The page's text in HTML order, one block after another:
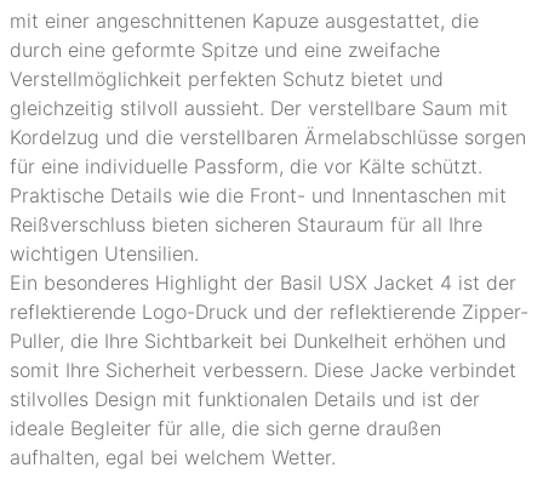
mit einer angeschnittenen Kapuze ausgestattet, die
durch eine geformte Spitze und eine zweifache
Verstellmöglichkeit perfekten Schutz bietet und
gleichzeitig stilvoll aussieht. Der verstellbare Saum mit
Kordelzug und die verstellbaren Ärmelabschlüsse sorgen
für eine individuelle Passform, die vor Kälte schützt.
Praktische Details wie die Front- und Innentaschen mit
Reißverschluss bieten sicheren Stauraum für all Ihre
wichtigen Utensilien.
Ein besonderes Highlight der Basil USX Jacket 4 ist der
reflektierende Logo-Druck und der reflektierende Zipper-
Puller, die Ihre Sichtbarkeit bei Dunkelheit erhöhen und
somit Ihre Sicherheit verbessern. Diese Jacke verbindet
stilvolles Design mit funktionalen Details und ist der
ideale Begleiter für alle, die sich gerne draußen
aufhalten, egal bei welchem Wetter.